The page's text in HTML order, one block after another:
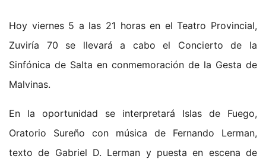
Hoy viernes 5 a las 21 horas en el Teatro Provincial,
Zuviría 70 se llevará a cabo el Concierto de la
Sinfónica de Salta en conmemoración de la Gesta de
Malvinas.
En la oportunidad se interpretará Islas de Fuego,
Oratorio Sureño con música de Fernando Lerman,
texto de Gabriel D. Lerman y puesta en escena de